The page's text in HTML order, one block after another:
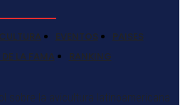
EVENTOS
PAISES
LA FAMA
RANKING
sobre la avicultura latinoamericana